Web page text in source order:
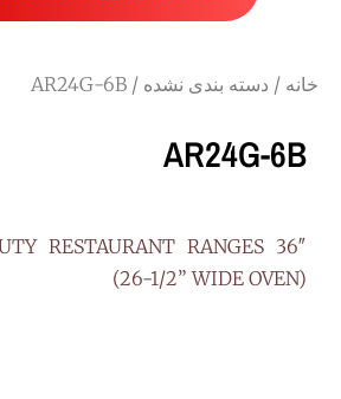
خانه / دسته بندی نشده / AR24G-6B
AR24G-6B
RESTAURANT RANGES
(26-1/2” WIDE OVEN)